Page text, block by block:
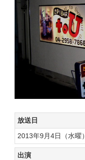
放送日
2013年9月4日（水曜）
出演